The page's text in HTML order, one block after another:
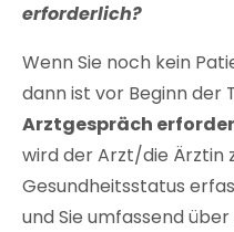
erforderlich?
Wenn Sie noch kein
dann ist vor Beginn der
Arztgespräch
wird der Arzt/die Ärztin
Gesundheitsstatus
und Sie umfassend